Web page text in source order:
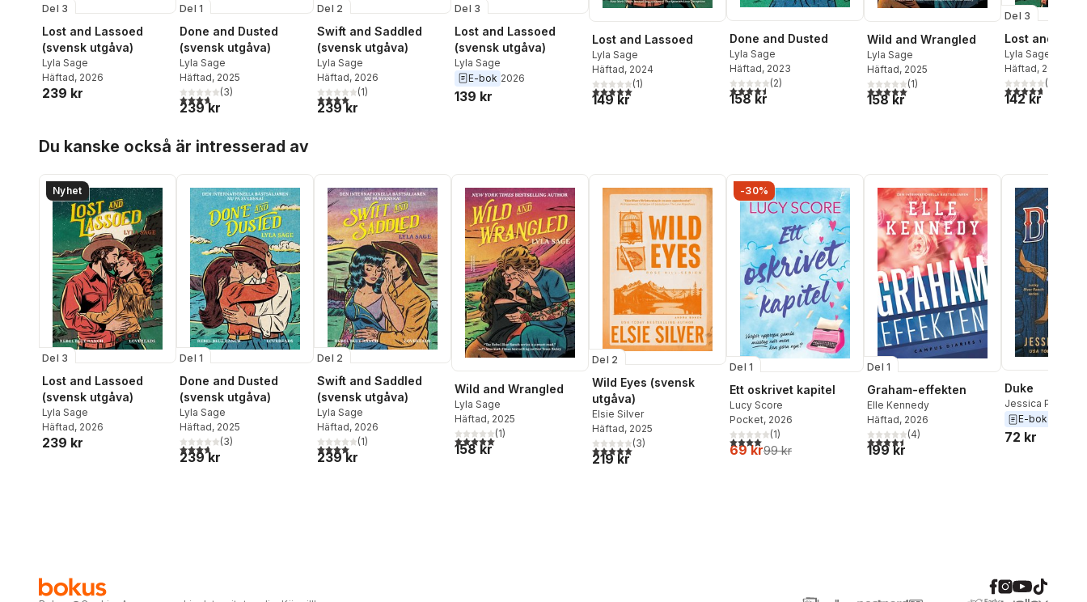
Del 3
Lost and Lassoed
(svensk utgåva)
Lyla Sage
Häftad, 2026
239 kr
Del 1
Done and Dusted
(svensk utgåva)
Lyla Sage
Häftad, 2025
3,7utav 5 stjärnor. Totalt antal röster:
(3)
239 kr
Del 2
Swift and Saddled
(svensk utgåva)
Lyla Sage
Häftad, 2026
4,0utav 5 stjärnor. Totalt antal röster:
(1)
239 kr
Del 3
Lost and Lassoed
(svensk utgåva)
Lyla Sage
E-bok 2026
139 kr
Lost and Lassoed
Lyla Sage
Häftad, 2024
5,0utav 5 stjärnor. Totalt antal röster:
(1)
149 kr
Done and Dusted
Lyla Sage
Häftad, 2023
4,5utav 5 stjärnor. Totalt antal röster:
(2)
158 kr
Wild and Wrangled
Lyla Sage
Häftad, 2025
5,0utav 5 stjärnor. Totalt antal röster:
(1)
158 kr
Del 3
Lost and
Lyla Sage
Häftad, 2024
4,7utav 5(
142 kr
Du kanske också är intresserad av
Nyhet
Del 3
Lost and Lassoed
(svensk utgåva)
Lyla Sage
Häftad, 2026
239 kr
Del 1
Done and Dusted
(svensk utgåva)
Lyla Sage
Häftad, 2025
3,7utav 5 stjärnor. Totalt antal röster:
(3)
239 kr
Del 2
Swift and Saddled
(svensk utgåva)
Lyla Sage
Häftad, 2026
4,0utav 5 stjärnor. Totalt antal röster:
(1)
239 kr
Wild and Wrangled
Lyla Sage
Häftad, 2025
5,0utav 5 stjärnor. Totalt antal röster:
(1)
158 kr
Del 2
Wild Eyes (svensk
utgåva)
Elsie Silver
Häftad, 2025
5,0utav 5 stjärnor. Totalt antal röster:
(3)
219 kr
-30%
Del 1
Ett oskrivet kapitel
Lucy Score
Pocket, 2026
4,0utav 5 stjärnor. Totalt antal röster:
(1)
69 kr99 kr
Del 1
Graham-effekten
Elle Kennedy
Häftad, 2026
4,5utav 5 stjärnor. Totalt antal röster:
(4)
199 kr
Duke
Jessica Peterson
E-bok
72 kr